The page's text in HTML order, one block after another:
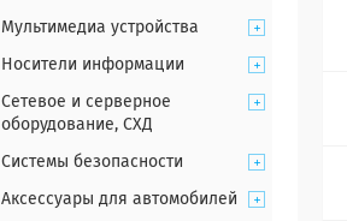
Мультимедиа устройства
Носители информации
Сетевое и серверное
оборудование, СХД
Системы безопасности
Аксессуары для автомобилей